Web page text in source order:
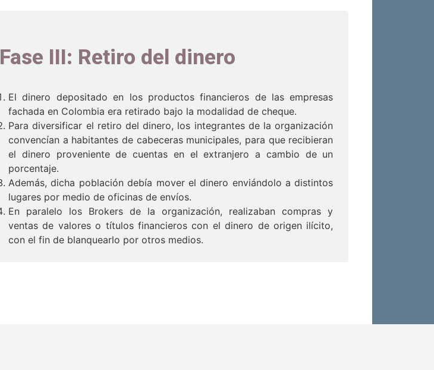
Fase III: Retiro del dinero
El dinero depositado en los productos financieros de las empresas
fachada en Colombia era retirado bajo la modalidad de cheque.
Para diversificar el retiro del dinero, los integrantes de la organización
convencían a habitantes de cabeceras municipales, para que recibieran
el dinero proveniente de cuentas en el extranjero a cambio de un
porcentaje.
Además, dicha población debía mover el dinero enviándolo a distintos
lugares por medio de oficinas de envíos.
En paralelo los Brokers de la organización, realizaban compras y
ventas de valores o títulos financieros con el dinero de origen ilícito,
con el fin de blanquearlo por otros medios.